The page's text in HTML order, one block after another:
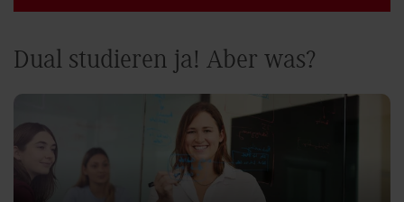
Dual studieren ja! Aber was?